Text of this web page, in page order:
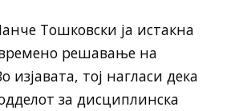
Тошковски ја истакна
решавање на
изјавата, тој нагласи дека
за дисциплинска